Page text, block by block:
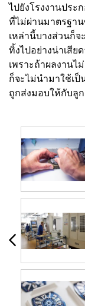
ไปยังโรงงานประ
ที่ไม่ผ่านมาตรฐา
เหล่านี้บางส่วนก็จ
ทิ้งไปอย่างน่าเสีย
เพราะถ้าผลงาน
ก็จะไม่นำมาใช้เ
ถูกส่งมอบให้กับลู